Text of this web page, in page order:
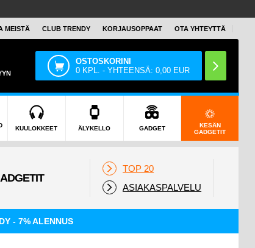
MEISTÄ CLUB TRENDY KORJAUSOPPAAT OTA YHTEYTTÄ
OSTOSKORINI
0 KPL. - YHTEENSÄ:0,00 EUR
KUULOKKEET ÄLYKELLO GADGET
KESÄN
GADGETIT
TOP 20
ASIAKASPALVELU
- 7% ALENNUS